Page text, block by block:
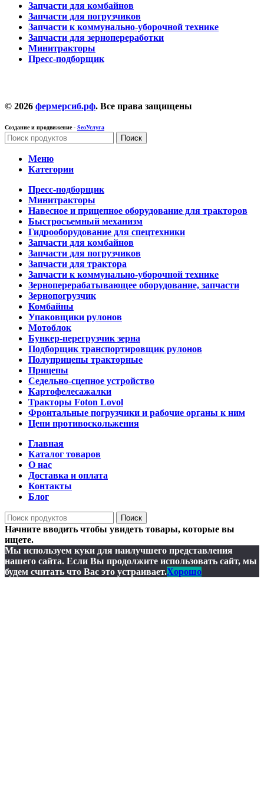
Запчасти для комбайнов
Запчасти для погрузчиков
Запчасти к коммунально-уборочной технике
Запчасти для зернопереработки
Минитракторы
Пресс-подборщик
© 2026 фермерсиб.рф. Все права защищены
Создание и продвижение - SeoУслуга
Поиск
Меню
Категории
Пресс-подборщик
Минитракторы
Навесное и прицепное оборудование для тракторов
Быстросъемный механизм
Гидрооборудование для спецтехники
Запчасти для комбайнов
Запчасти для погрузчиков
Запчасти для трактора
Запчасти к коммунально-уборочной технике
Зерноперерабатывающее оборудование, запчасти
Зернопогрузчик
Комбайны
Упаковщики рулонов
Мотоблок
Бункер-перегрузчик зерна
Подборщик транспортировщик рулонов
Полуприцепы тракторные
Прицепы
Седельно-сцепное устройство
Картофелесажалки
Тракторы Foton Lovol
Фронтальные погрузчики и рабочие органы к ним
Цепи противоскольжения
Главная
Каталог товаров
О нас
Доставка и оплата
Контакты
Блог
Поиск
Начните вводить чтобы увидеть товары, которые вы
ищете.
Мы используем куки для наилучшего представления
нашего сайта. Если Вы продолжите использовать сайт, мы
будем считать что Вас это устраивает.Хорошо